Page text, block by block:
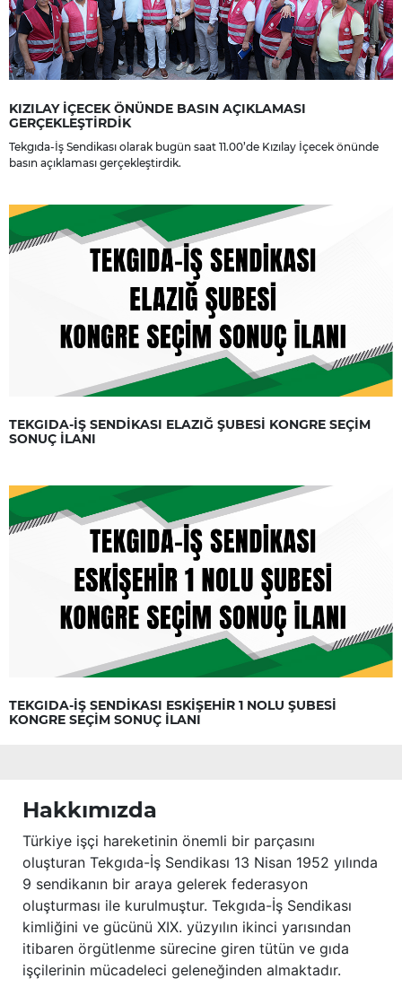
KIZILAY İÇECEK ÖNÜNDE BASIN AÇIKLAMASI
GERÇEKLEŞTİRDİK
Tekgıda-İş Sendikası olarak bugün saat 11.00’de Kızılay İçecek önünde
basın açıklaması gerçekleştirdik.
TEKGIDA-İŞ SENDİKASI ELAZIĞ ŞUBESİ KONGRE SEÇİM
SONUÇ İLANI
TEKGIDA-İŞ SENDİKASI ESKİŞEHİR 1 NOLU ŞUBESİ
KONGRE SEÇİM SONUÇ İLANI
Hakkımızda
Türkiye işçi hareketinin önemli bir parçasını
oluşturan Tekgıda-İş Sendikası 13 Nisan 1952 yılında
9 sendikanın bir araya gelerek federasyon
oluşturması ile kurulmuştur. Tekgıda-İş Sendikası
kimliğini ve gücünü XIX. yüzyılın ikinci yarısından
itibaren örgütlenme sürecine giren tütün ve gıda
işçilerinin mücadeleci geleneğinden almaktadır.